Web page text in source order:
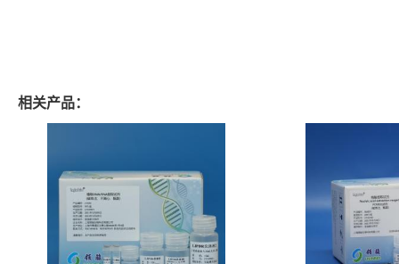
相关产品：